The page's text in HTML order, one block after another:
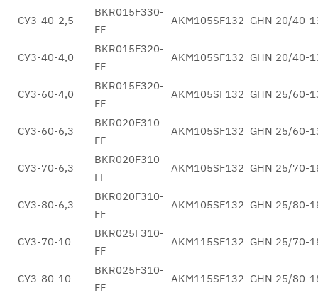
СУ3-40-2,5
BKR015F330-
FF
AKM105SF132 GHN 20/40-
СУ3-40-4,0
BKR015F320-
FF
AKM105SF132 GHN 20/40-
СУ3-60-4,0
BKR015F320-
FF
AKM105SF132 GHN 25/60-
СУ3-60-6,3
BKR020F310-
FF
AKM105SF132 GHN 25/60-
СУ3-70-6,3
BKR020F310-
FF
AKM105SF132 GHN 25/70-
СУ3-80-6,3
BKR020F310-
FF
AKM105SF132 GHN 25/80-
СУ3-70-10
BKR025F310-
FF
AKM115SF132 GHN 25/70-
СУ3-80-10
BKR025F310-
FF
AKM115SF132 GHN 25/80-